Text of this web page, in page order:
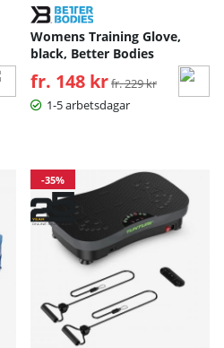
Womens Training Glove,
black, Better Bodies
fr. 148 kr Ordinarie pris:
fr. 229 kr
1-5 arbetsdagar
-35%